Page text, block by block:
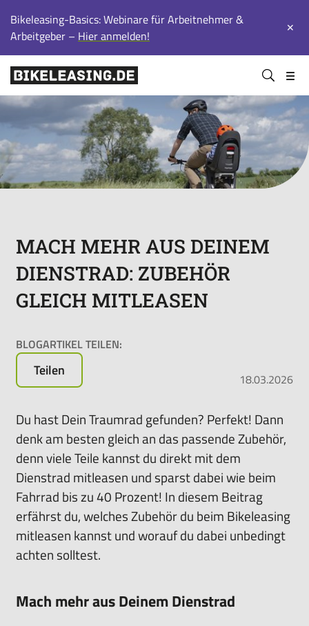
Bikeleasing-Basics: Webinare für Arbeitnehmer &
Arbeitgeber – Hier anmelden! ✕
BLS
Service
GmbH
&
Co.
KG
Bikeleasing
ist
Ihr
zuverlässiger
Partner
für
Dienstrad-
für
Selbstständige.
Wir
organisieren
Ihr
sorglos-
Paket
das
von
E-
Bikes,
Pedelecs
u.v.m.
https://bikeleasing.de/
MACH MEHR AUS DEINEM
DIENSTRAD: ZUBEHÖR
GLEICH MITLEASEN
BLOGARTIKEL TEILEN:
Teilen 18.03.2026
Du hast Dein Traumrad gefunden? Perfekt! Dann
denk am besten gleich an das passende Zubehör,
denn viele Teile kannst du direkt mit dem
Dienstrad mitleasen und sparst dabei wie beim
Fahrrad bis zu 40 Prozent! In diesem Beitrag
erfährst du, welches Zubehör du beim Bikeleasing
mitleasen kannst und worauf du dabei unbedingt
achten solltest.
Mach mehr aus Deinem Dienstrad